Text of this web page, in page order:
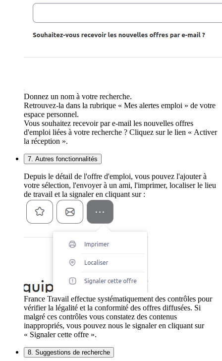
Donnez un nom à votre recherche.
Retrouvez-la dans la rubrique « Mes alertes emploi » de votre
espace personnel.
Vous souhaitez recevoir par e-mail les nouvelles offres
d'emploi liées à votre recherche ? Cliquez sur le lien « Activer
la réception ».
7. Autres fonctionnalités
Depuis le détail de l'offre d'emploi, vous pouvez l'ajouter à
votre sélection, l'envoyer à un ami, l'imprimer, localiser le lieu
de travail et la signaler en cliquant sur :
France Travail effectue systématiquement des contrôles pour
vérifier la légalité et la conformité des offres diffusées. Si
malgré ces contrôles vous constatez des contenus
inappropriés, vous pouvez nous le signaler en cliquant sur
« Signaler cette offre ».
8. Suggestions de recherche